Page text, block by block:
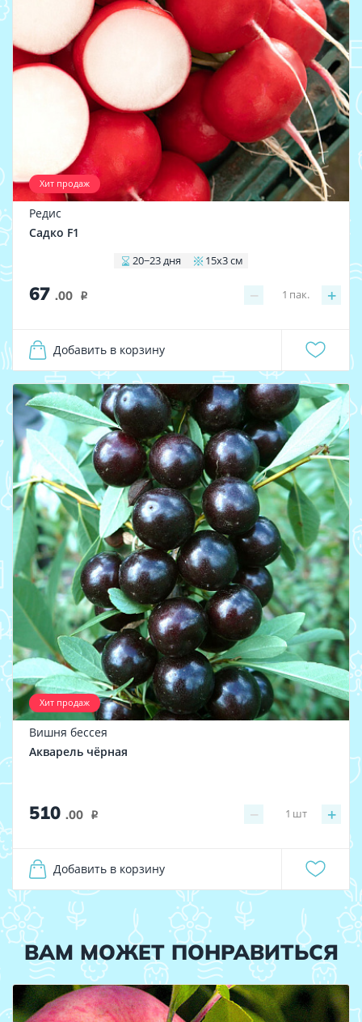
Хит продаж
Редис
Садко F1
20−23 дня 15x3 см
67 .00 i − +
1 пак.
Добавить в корзину
Хит продаж
Вишня бессея
Акварель чёрная
510 .00 i − +
1 шт
Добавить в корзину
ВАМ МОЖЕТ ПОНРАВИТЬСЯ